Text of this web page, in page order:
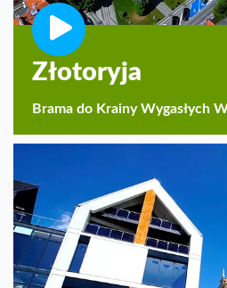
Złotoryja
Brama do Krainy Wygasłych